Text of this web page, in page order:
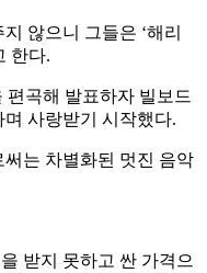
않으니 그들은 ‘해리
한다.
편곡해 발표하자 빌보드
사랑받기 시작했다.
는 차별화된 멋진 음악
받지 못하고 싼 가격으